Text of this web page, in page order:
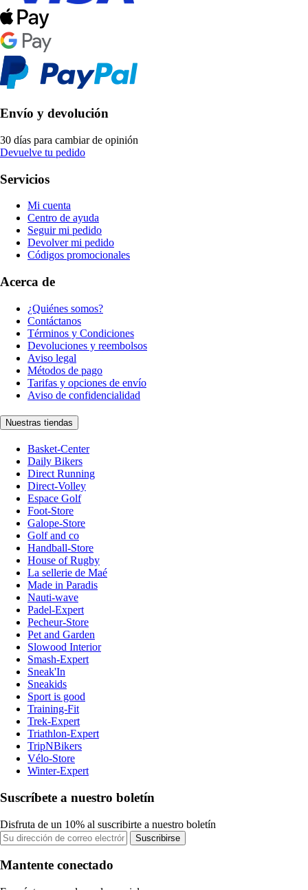
Envío y devolución
30 días para cambiar de opinión
Devuelve tu pedido
Servicios
Mi cuenta
Centro de ayuda
Seguir mi pedido
Devolver mi pedido
Códigos promocionales
Acerca de
¿Quiénes somos?
Contáctanos
Términos y Condiciones
Devoluciones y reembolsos
Aviso legal
Métodos de pago
Tarifas y opciones de envío
Aviso de confidencialidad
Nuestras tiendas
Basket-Center
Daily Bikers
Direct Running
Direct-Volley
Espace Golf
Foot-Store
Galope-Store
Golf and co
Handball-Store
House of Rugby
La sellerie de Maé
Made in Paradis
Nauti-wave
Padel-Expert
Pecheur-Store
Pet and Garden
Slowood Interior
Smash-Expert
Sneak'In
Sneakids
Sport is good
Training-Fit
Trek-Expert
Triathlon-Expert
TripNBikers
Vélo-Store
Winter-Expert
Suscríbete a nuestro boletín
Disfruta de un 10% al suscribirte a nuestro boletín
Suscribirse
Mantente conectado